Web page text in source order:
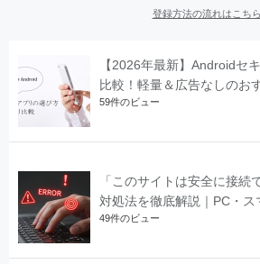
登録方法の流れはこちら
【2026年最新】Androidセ
比較！軽量＆広告なしのお
59件のビュー
「このサイトは安全に接続
対処法を徹底解説｜PC・ス
49件のビュー